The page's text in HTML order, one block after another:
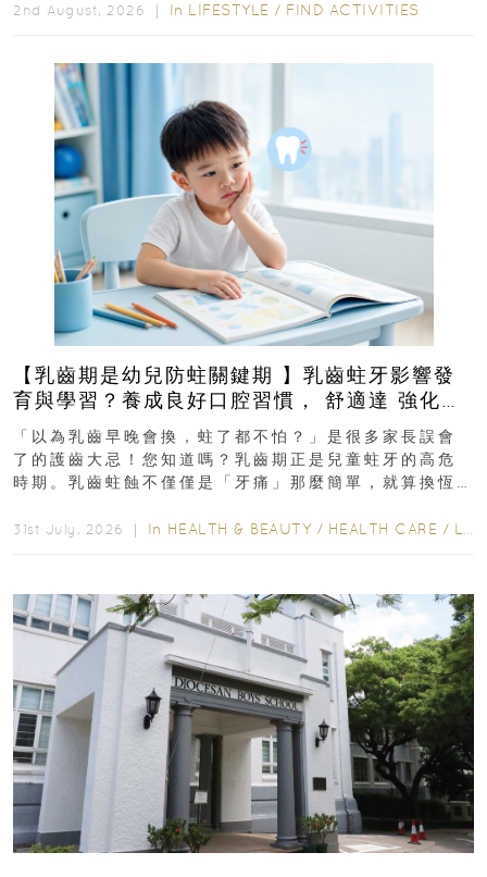
2nd August, 2026 ｜ In LIFESTYLE / FIND ACTIVITIES
【乳齒期是幼兒防蛀關鍵期 】乳齒蛀牙影響發
育與學習？養成良好口腔習慣， 舒適達 強化琺
瑯質 兒童牙膏防護指南
「以為乳齒早晚會換，蛀了都不怕？」是很多家長誤會
了的護齒大忌！您知道嗎？乳齒期正是兒童蛀牙的高危
時期。乳齒蛀蝕不僅僅是「牙痛」那麼簡單，就算換恆
31st July, 2026 ｜ In HEALTH & BEAUTY / HEALTH CARE / LIFESTYLE